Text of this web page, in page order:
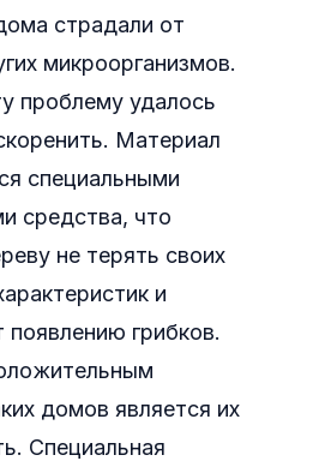
страдали от
микроорганизмов.
проблему удалось
Материал
специальными
средства, что
не терять своих
и
появлению грибков.
домов является их
Специальная